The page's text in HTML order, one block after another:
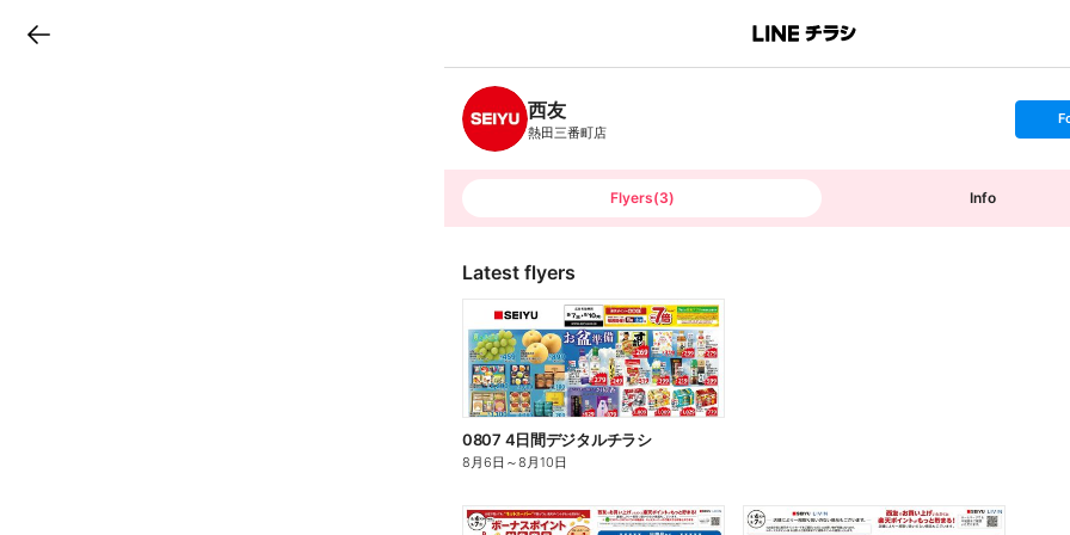
B
n
c
h
T
西友
熱田三番町店
s
t
o
Flyers(3) Info
Latest flyers
0807 4日間デジタルチラシ
8月6日 ～8月10日